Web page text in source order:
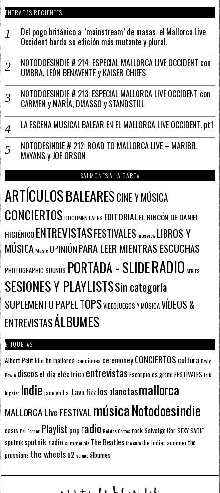
ENTRADAS RECIENTES
Del pogo británico al ‘mainstream’ de masas: el Mallorca Live
Occident borda su edición más mutante y plural.
NOTODOESINDIE # 214: ESPECIAL MALLORCA LIVE OCCIDENT con
UMBRA, LEÓN BENAVENTE y KAISER CHIEFS
NOTODOESINDIE # 213: ESPECIAL MALLORCA LIVE OCCIDENT con
CARMEN y MARÍA, DMASSO y STANDSTILL
LA ESCENA MUSICAL BALEAR EN EL MALLORCA LIVE OCCIDENT. pt1
NOTODESINDIE # 212: ROAD TO MALLORCA LIVE – MARIBEL
MAYANS y JOE ORSON
SALMONES A LA CARTA
ARTÍCULOSBALEARESCINE Y MÚSICA
CONCIERTOS DOCUMENTALES EDITORIALEL RINCÓN DE DANIEL
HIGIÉNICOENTREVISTASFESTIVALESInterview LIBROS Y
MÚSICAMusic OPINIÓNPARA LEER MIENTRAS ESCUCHAS
PHOTOGRAPHIC SOUNDS PORTADA - SLIDERADIO SERIES
SESIONES Y PLAYLISTSSin categoría
SUPLEMENTO PAPELTOPSVIDEOJUEGOS Y MÚSICAVÍDEOS &
ENTREVISTASÁLBUMES
ETIQUETAS
Albert Petitblurbn mallorcacanciones ceremoneyCONCIERTOS cultura David
Bowie discosel día eléctrico entrevistas Escorpioes gremiFESTIVALES folk
hipster Indie jane yo l.a. Lava fizz los planetasmallorca
MALLORCA LIve FESTIVAL músicaNotodoesindie
oasis Pau Forner Playlist pop radioRelatos CortosrockSalvatge CorSEXY SADIE
sputnik sputnik radio summer pie The Beatlesthe curethe indian summerthe
prussians the wheelsu2 veranoálbumes